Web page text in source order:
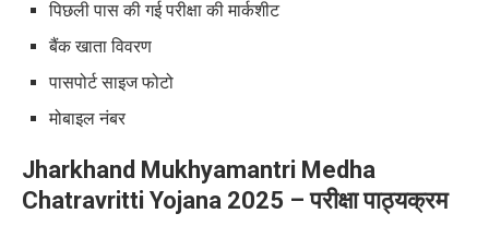
पिछली पास की गई परीक्षा की मार्कशीट
बैंक खाता विवरण
पासपोर्ट साइज फोटो
मोबाइल नंबर
Jharkhand Mukhyamantri Medha
Chatravritti Yojana 2025 –परीक्षा पाठ्यक्रम